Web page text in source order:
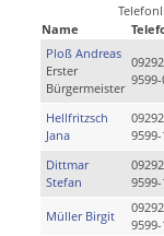
Name
Ploß Andreas
Erster
Bürgermeister
09292
9599-
Hellfritzsch
Jana
09292
Dittmar
Stefan
09292
Müller Birgit
09292